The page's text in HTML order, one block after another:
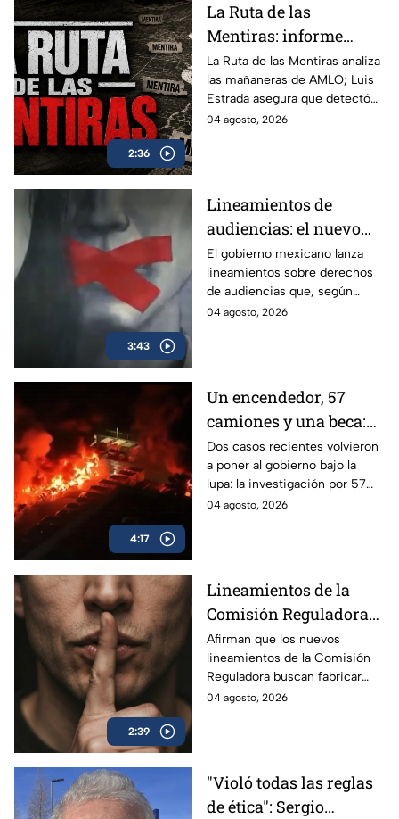
2:36
La Ruta de las
Mentiras: informe
acusa más de 100 mil
falsedades en las
mañaneras de AMLO
La Ruta de las Mentiras analiza
las mañaneras de AMLO; Luis
Estrada asegura que detectó
más de 100 mil afirmaciones
04 agosto, 2026
3:43
Lineamientos de
audiencias: el nuevo
mecanismo del
gobierno para censurar
medios y blindar la
corrupción en México
El gobierno mexicano lanza
lineamientos sobre derechos
de audiencias que, según
críticos, no protegen al
crimen organizado.
04 agosto, 2026
4:17
Un encendedor, 57
camiones y una beca:
las polémicas que
persiguen al gobierno
Dos casos recientes volvieron
a poner al gobierno bajo la
lupa: la investigación por 57
camiones incendiados y la
04 agosto, 2026
2:39
Lineamientos de la
Comisión Reguladora
buscan silenciar a TV
Azteca
Afirman que los nuevos
lineamientos de la Comisión
Reguladora buscan fabricar
autocensura y controlar los
04 agosto, 2026
"Violó todas las reglas
de ética": Sergio